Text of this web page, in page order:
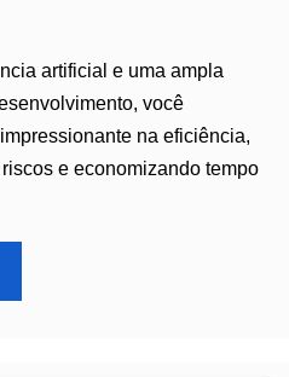
artificial e uma ampla
você
na eficiência,
e economizando tempo